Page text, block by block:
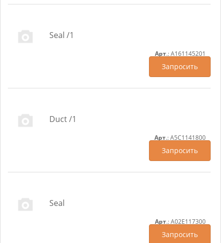
Seal /1
Арт.: A161145201
Запросить
Duct /1
Арт.: A5C1141800
Запросить
Seal
Арт.: A02E117300
Запросить